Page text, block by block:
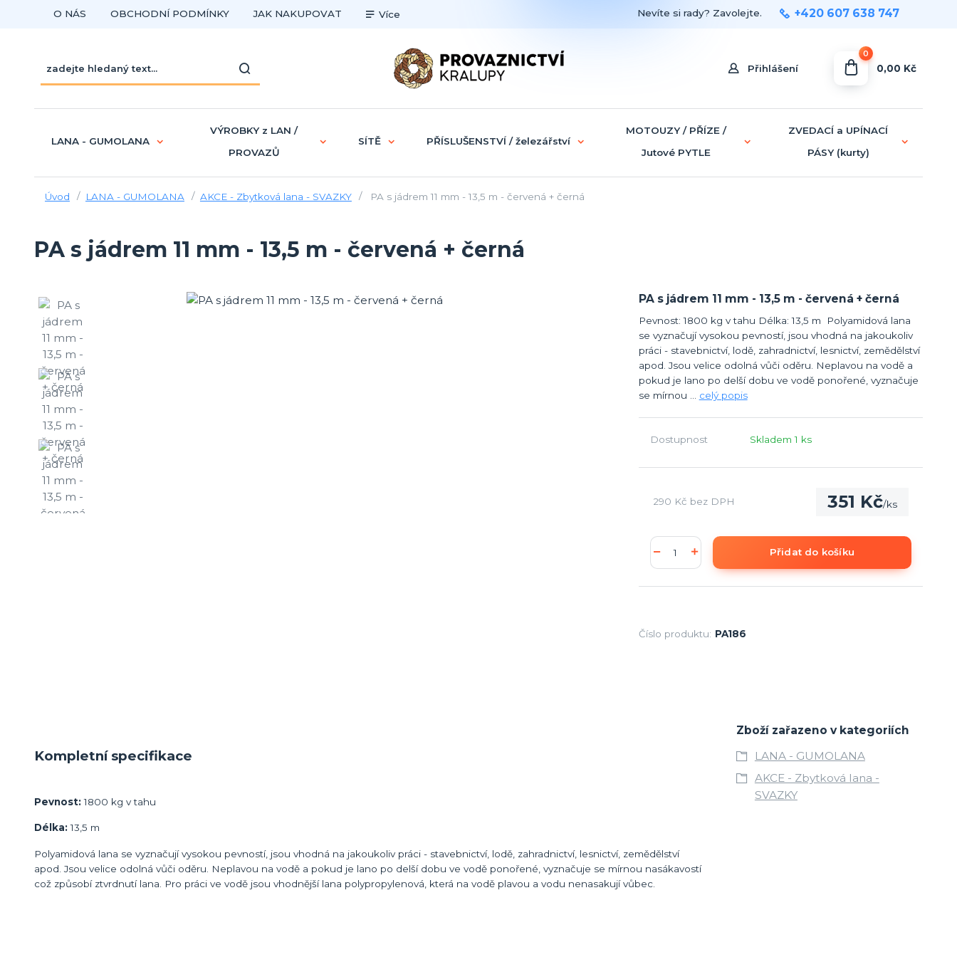
O NÁS OBCHODNÍ PODMÍNKY JAK NAKUPOVAT Více
Přihlášení
Nevíte si rady? Zavolejte. +420 607 638 747
0
0,00 Kč
LANA - GUMOLANA
VÝROBKY z LAN /
PROVAZŮ
SÍTĚ PŘÍSLUŠENSTVÍ / železářství
MOTOUZY / PŘÍZE /
Jutové PYTLE
ZVEDACÍ a UPÍNACÍ
PÁSY (kurty)
Úvod LANA - GUMOLANA AKCE - Zbytková lana - SVAZKY PA s jádrem 11 mm - 13,5 m - červená + černá
PA s jádrem 11 mm - 13,5 m - červená + černá
PA s jádrem 11 mm - 13,5 m - červená + černá
Pevnost: 1800 kg v tahu Délka: 13,5 m Polyamidová lana
se vyznačují vysokou pevností, jsou vhodná na jakoukoliv
práci - stavebnictví, lodě, zahradnictví, lesnictví, zemědělství
apod. Jsou velice odolná vůči oděru. Neplavou na vodě a
pokud je lano po delší dobu ve vodě ponořené, vyznačuje
se mírnou ... celý popis
Dostupnost Skladem 1 ks
351 Kč/ks
290 Kč bez DPH
Přidat do košíku
Číslo produktu: PA186
Kompletní specifikace
Pevnost:1800 kg v tahu
Délka:13,5 m
Polyamidová lana se vyznačují vysokou pevností, jsou vhodná na jakoukoliv práci - stavebnictví, lodě, zahradnictví, lesnictví, zemědělství
apod. Jsou velice odolná vůči oděru. Neplavou na vodě a pokud je lano po delší dobu ve vodě ponořené, vyznačuje se mírnou nasákavostí
což způsobí ztvrdnutí lana. Pro práci ve vodě jsou vhodnější lana polypropylenová, která na vodě plavou a vodu nenasakují vůbec.
Zboží zařazeno v kategoriích
LANA - GUMOLANA
AKCE - Zbytková lana -
SVAZKY